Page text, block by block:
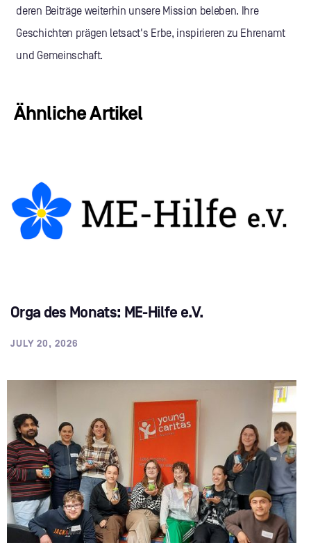
deren Beiträge weiterhin unsere Mission beleben. Ihre
Geschichten prägen letsact's Erbe, inspirieren zu Ehrenamt
und Gemeinschaft.
Ähnliche Artikel
Orga des Monats: ME-Hilfe e.V.
JULY 20, 2026